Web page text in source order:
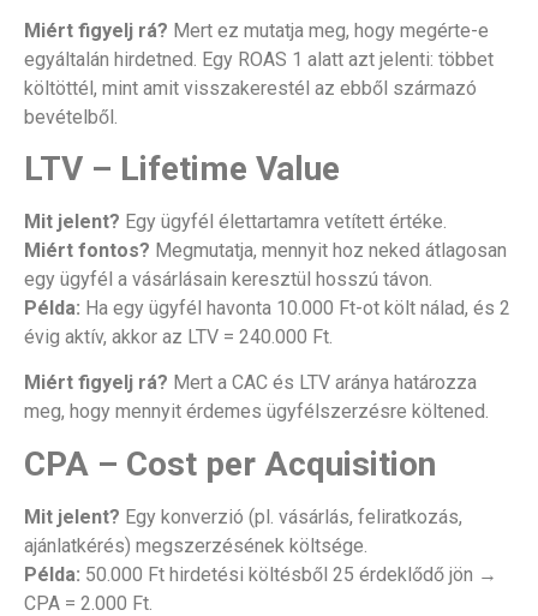
Miért figyelj rá? Mert ez mutatja meg, hogy megérte-e
egyáltalán hirdetned. Egy ROAS 1 alatt azt jelenti: többet
költöttél, mint amit visszakerestél az ebből származó
bevételből.
LTV – Lifetime Value
Mit jelent? Egy ügyfél élettartamra vetített értéke.
Miért fontos? Megmutatja, mennyit hoz neked átlagosan
egy ügyfél a vásárlásain keresztül hosszú távon.
Példa: Ha egy ügyfél havonta 10.000 Ft-ot költ nálad, és 2
évig aktív, akkor az LTV = 240.000 Ft.
Miért figyelj rá? Mert a CAC és LTV aránya határozza
meg, hogy mennyit érdemes ügyfélszerzésre költened.
CPA – Cost per Acquisition
Mit jelent? Egy konverzió (pl. vásárlás, feliratkozás,
ajánlatkérés) megszerzésének költsége.
Példa: 50.000 Ft hirdetési költésből 25 érdeklődő jön →
CPA = 2.000 Ft.